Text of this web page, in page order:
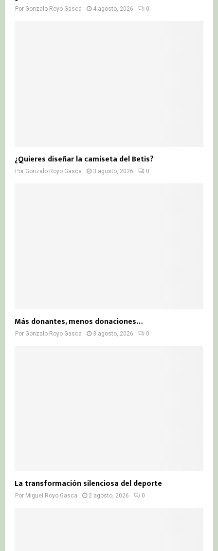
Por Gonzalo Royo Gasca 4 agosto, 2026 0
¿Quieres diseñar la camiseta del Betis?
Por Gonzalo Royo Gasca 3 agosto, 2026 0
Más donantes, menos donaciones…
Por Gonzalo Royo Gasca 3 agosto, 2026 0
La transformación silenciosa del deporte
Por Miguel Royo Gasca 2 agosto, 2026 0